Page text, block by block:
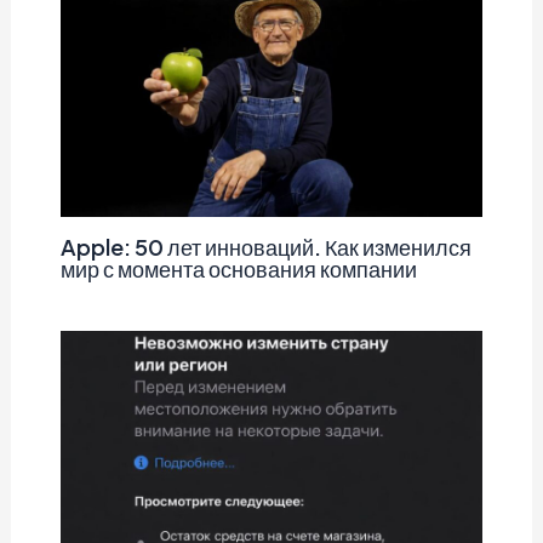
Apple: 50 лет инноваций. Как изменился
мир с момента основания компании